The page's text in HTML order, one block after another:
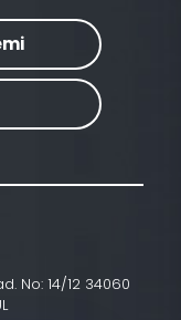
No: 14/12 34060